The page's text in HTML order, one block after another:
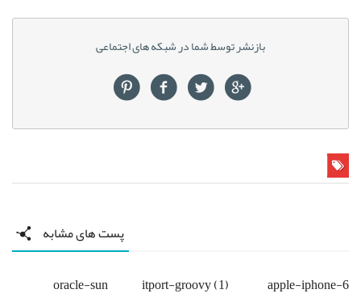
بازنشر توسط شما در شبکه های اجتماعی
پست های مشابه
apple-iphone-6
itport-groovy (1)
oracle-sun